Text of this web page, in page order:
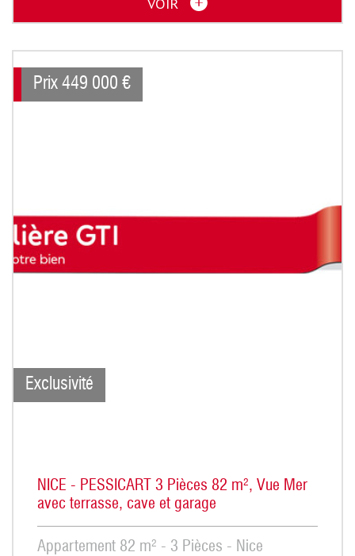
Exclusivité
Prix 449 000 €
NICE - PESSICART 3 Pièces 82 m², Vue Mer
avec terrasse, cave et garage
Appartement 82 m² - 3 Pièces - Nice